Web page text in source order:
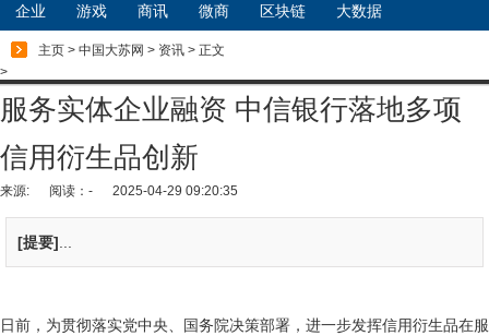
企业 游戏 商讯 微商 区块链 大数据
主页 > 中国大苏网 > 资讯 > 正文
>
服务实体企业融资 中信银行落地多项
信用衍生品创新
来源: 阅读：- 2025-04-29 09:20:35
[提要]
日前，为贯彻落实党中央、国务院决策部署，进一步发挥信用衍生品在服